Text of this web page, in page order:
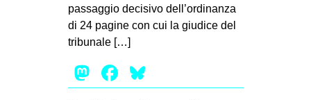
passaggio decisivo dell’ordinanza
di 24 pagine con cui la giudice del
tribunale […]
Mastodon
Facebook